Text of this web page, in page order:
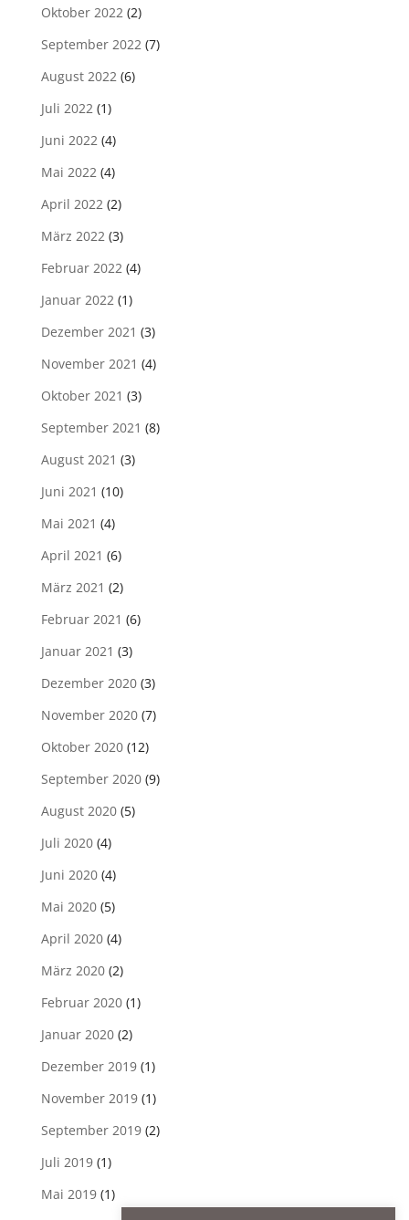
Oktober 2022(2)
September 2022(7)
August 2022(6)
Juli 2022(1)
Juni 2022(4)
Mai 2022(4)
April 2022(2)
März 2022(3)
Februar 2022(4)
Januar 2022(1)
Dezember 2021 (3)
November 2021 (4)
Oktober 2021 (3)
September 2021 (8)
August 2021 (3)
Juni 2021 (10)
Mai 2021 (4)
April 2021 (6)
März 2021 (2)
Februar 2021 (6)
Januar 2021 (3)
Dezember 2020(3)
November 2020(7)
Oktober 2020(12)
September 2020(9)
August 2020(5)
Juli 2020(4)
Juni 2020(4)
Mai 2020(5)
April 2020(4)
März 2020(2)
Februar 2020(1)
Januar 2020(2)
Dezember 2019(1)
November 2019(1)
September 2019(2)
Juli 2019(1)
Mai 2019(1)